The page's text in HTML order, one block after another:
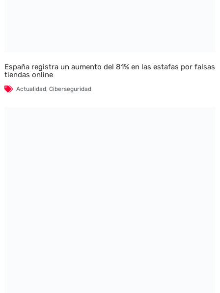
España registra un aumento del 81% en las estafas por falsas
tiendas online
Actualidad, Ciberseguridad